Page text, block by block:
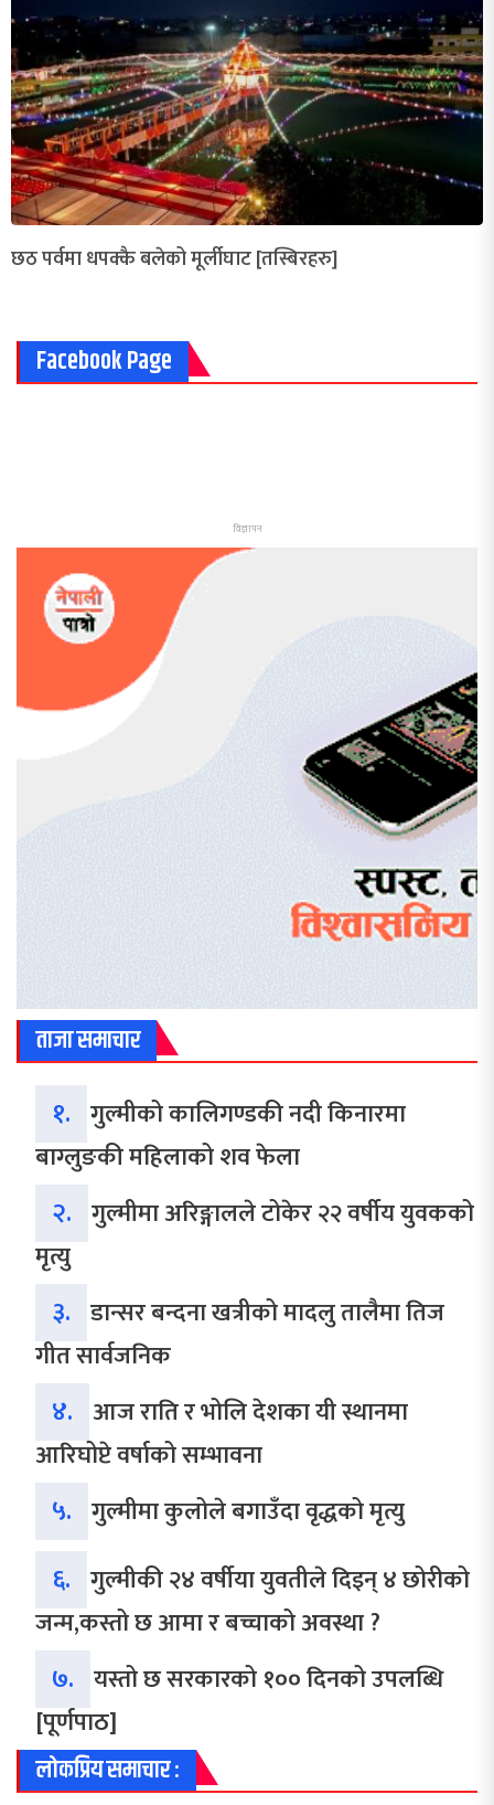
छठ पर्वमा धपक्कै बलेको मूर्लीघाट [तस्बिरहरु]
Facebook Page
विज्ञापन
ताजा समाचार
१. गुल्मीको कालिगण्डकी नदी किनारमा
बाग्लुङकी महिलाको शव फेला
२. गुल्मीमा अरिङ्गालले टोकेर २२ वर्षीय युवकको
मृत्यु
३. डान्सर बन्दना खत्रीको मादलु तालैमा तिज
गीत सार्वजनिक
४. आज राति र भोलि देशका यी स्थानमा
आरिघोप्टे वर्षाको सम्भावना
५. गुल्मीमा कुलोले बगाउँदा वृद्धको मृत्यु
६. गुल्मीकी २४ वर्षीया युवतीले दिइन् ४ छोरीको
जन्म,कस्तो छ आमा र बच्चाको अवस्था ?
७. यस्तो छ सरकारको १०० दिनको उपलब्धि
[पूर्णपाठ]
लोकप्रिय समाचार :